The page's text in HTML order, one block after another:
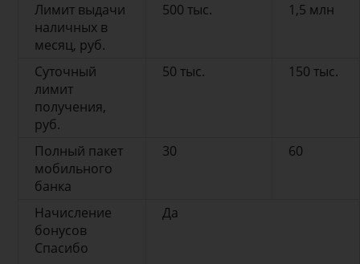
Лимит выдачи
наличных в
месяц, руб.
500 тыс. 1,5 млн
Суточный
лимит
получения,
руб.
50 тыс. 150 тыс.
Полный пакет
мобильного
банка
30 60
Начисление
бонусов
Спасибо
Да